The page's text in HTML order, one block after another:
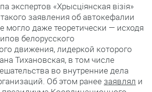
экспертов «Хрысціянская візія»
такого заявления об автокефалии
могло даже теоретически — исходя
белорусского
движения, лидеркой которого
Тихановская, в том числе
во внутренние дела
Об этом ранее заявлял и